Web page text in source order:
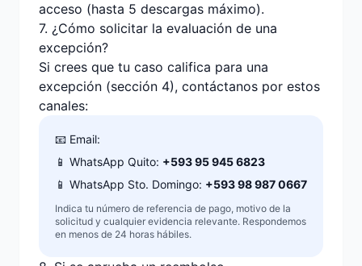
acceso (hasta 5 descargas máximo).
7. ¿Cómo solicitar la evaluación de una
excepción?
Si crees que tu caso califica para una
excepción (sección 4), contáctanos por estos
canales:
📧 Email:
📱 WhatsApp Quito: +593 95 945 6823
📱 WhatsApp Sto. Domingo: +593 98 987 0667
Indica tu número de referencia de pago, motivo de la
solicitud y cualquier evidencia relevante. Respondemos
en menos de 24 horas hábiles.